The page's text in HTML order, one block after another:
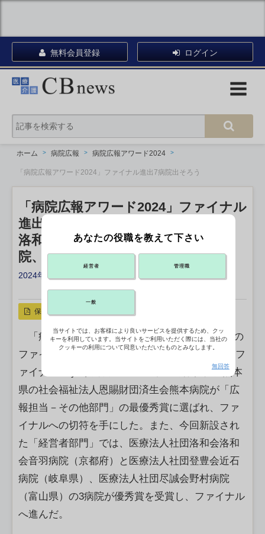
無料会員登録 ログイン
ホーム 病院広報 病院広報アワード2024
「病院広報アワード2024」ファイナル進出7病院出そろう
「病院広報アワード2024」ファイナル
進出7病院出そろう
洛和会音羽病院、近石病院、野村病
院、済生会熊本病院が新たに
2024年06月28日 19:00
保存
「病院広報アワード2024」（主催ＣＢnews）の
ファイナル進出7病院が28日、出そろった。セミフ
ァイナルDay2が同日にオンラインで行われ、熊本
県の社会福祉法人恩賜財団済生会熊本病院が「広
報担当－その他部門」の最優秀賞に選ばれ、ファ
イナルへの切符を手にした。また、今回新設され
た「経営者部門」では、医療法人社団洛和会洛和
会音羽病院（京都府）と医療法人社団登豊会近石
病院（岐阜県）、医療法人社団尽誠会野村病院
（富山県）の3病院が優秀賞を受賞し、ファイナル
へ進んだ。
あなたの役職を教えて下さい
経営者 管理職
一般
当サイトでは、お客様により良いサービスを提供するため、クッ
キーを利用しています。当サイトをご利用いただく際には、当社の
クッキーの利用について同意いただいたものとみなします。
無回答